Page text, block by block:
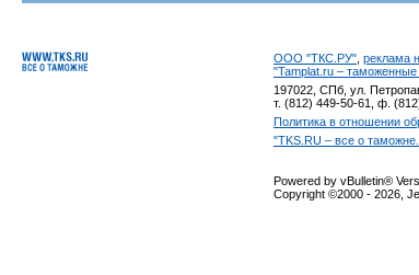
ООО "ТКС.РУ" реклама
"Tamplat.ru –
197022, СПб, ул.
т. (812) 449-50-61, ф.
Политика в отношении
"TKS.RU – все о
Powered by vBulletin®
Copyright ©2000 - 2026,